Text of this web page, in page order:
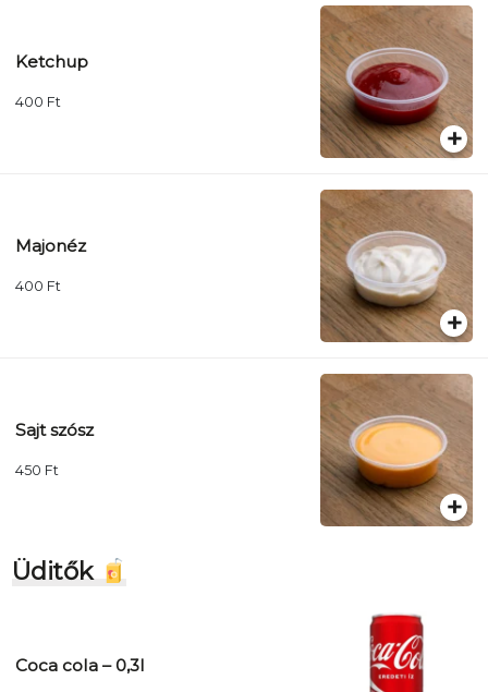
Ketchup
400 Ft
Majonéz
400 Ft
Sajt szósz
450 Ft
Üditők
Coca cola – 0,3l